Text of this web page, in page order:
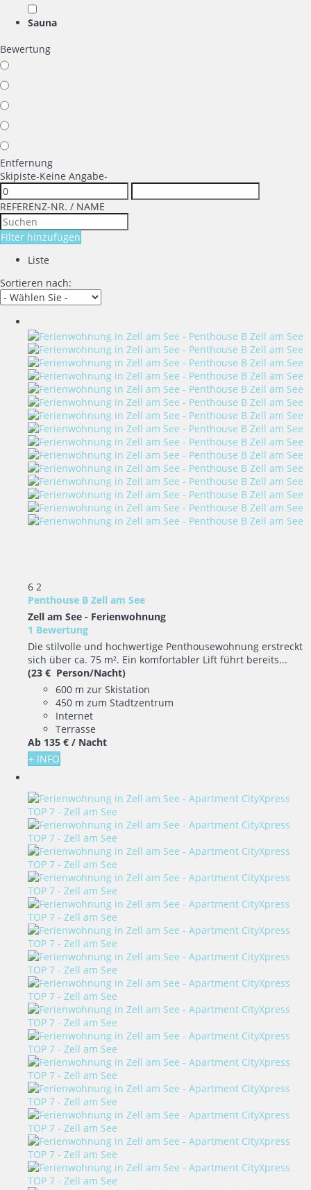
Sauna
Bewertung
Entfernung
Skipiste-Keine Angabe-
REFERENZ-NR. / NAME
Filter hinzufügen
Liste
Sortieren nach:
6 2
Penthouse B Zell am See
Zell am See - Ferienwohnung
1 Bewertung
Die stilvolle und hochwertige Penthousewohnung erstreckt
sich über ca. 75 m². Ein komfortabler Lift führt bereits...
(23 € Person/Nacht)
600 m zur Skistation
450 m zum Stadtzentrum
Internet
Terrasse
Ab 135 € / Nacht
+ INFO